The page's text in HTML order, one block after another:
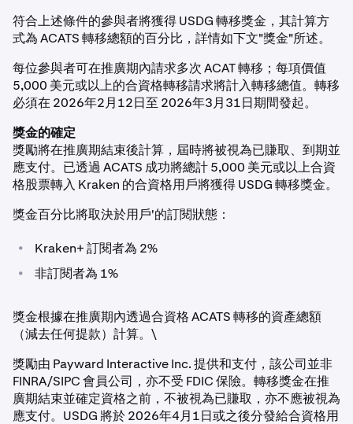
符合上述條件的參與者將獲得 USDG 轉移獎金，其計算方
式為 ACATS 轉移總額的百分比，詳情如下文"獎金"所述。
每位參與者可在推廣期內請求多次 ACAT 轉移；每項價值
5,000 美元或以上的合資格轉移請求將計入轉移總值。轉移
必須在 2026年2月12日至 2026年3月31日期間發起。
獎金的確定
獎勵將在推廣期結束後計算，屆時將被視為已賺取、到期並
應支付。已透過 ACATS 成功將總計 5,000 美元或以上合資
格股票轉入 Kraken 的合資格用戶將獲得 USDG 轉移獎金。
獎金百分比將取決於用戶'的訂閱狀態：
• Kraken+ 訂閱者為 2%
• 非訂閱者為 1%
獎金根據在推廣期內透過合資格 ACATS 轉移的資產總額
（減去任何提款）計算。\
獎勵由 Payward Interactive Inc. 提供和支付，該公司並非
FINRA/SIPC 會員公司，亦不受 FDIC 保險。轉移獎金在推
廣期結束並確定資格之前，不被視為已賺取，亦不應被視為
應支付。USDG 將於 2026年4月1日或之後分發給合資格用